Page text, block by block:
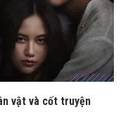
vật và cốt truyện